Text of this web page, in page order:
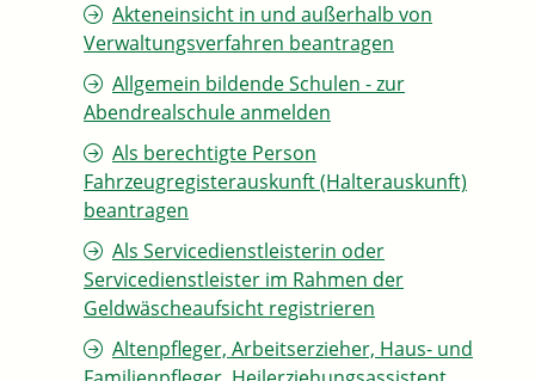
Akteneinsicht in und außerhalb von
Verwaltungsverfahren beantragen
Allgemein bildende Schulen - zur
Abendrealschule anmelden
Als berechtigte Person
Fahrzeugregisterauskunft (Halterauskunft)
beantragen
Als Servicedienstleisterin oder
Servicedienstleister im Rahmen der
Geldwäscheaufsicht registrieren
Altenpfleger, Arbeitserzieher, Haus- und